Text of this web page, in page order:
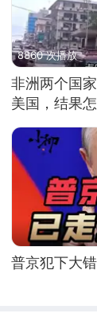
8860 次播放
非洲两个国
美国，结果
普京犯下大